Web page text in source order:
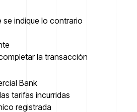
se indique lo contrario
la transacción
Bank
tarifas incurridas
registrada